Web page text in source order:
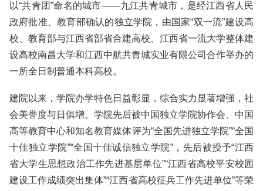
以“共青团”命名的城市——九江共青城市，是经江西省人民
政府批准、教育部确认的独立学院，由国家“双一流”建设高
校、教育部与江西省部省合建高校、江西省一流大学整体建
设高校南昌大学和江西中航共青城实业有限公司合作举办的
一所全日制普通本科高校。
建院以来，学院办学特色日益彰显，综合实力显著增强，社
会美誉度与日俱增。学院先后被中国独立学院协作会、中国
高等教育中心和知名教育媒体评为“全国先进独立学院”“全国
十佳独立学院”“全国十佳诚信独立学院”，先后被授予“江西
省大学生思想政治工作先进基层单位”“江西省高校平安校园
建设工作成绩突出集体”“江西省高校征兵工作先进单位”等荣